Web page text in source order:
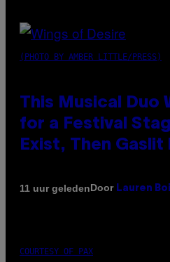
(PHOTO BY AMBER LITTLE/PRESS)
This Musical Duo
for a Festival
Exist, Then
11 uur geledenDoor Lauren
COURTESY OF PAX